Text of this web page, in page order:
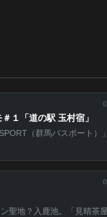
１「道の駅 玉村宿」
（群馬パスポート）
聖地？入鹿池。「見晴茶